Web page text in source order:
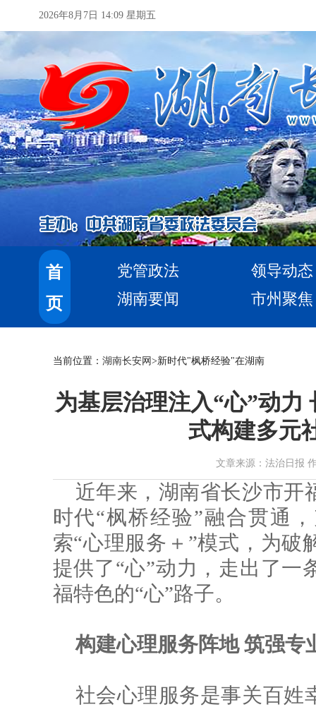
2026年8月7日 14:09 星期五
首
页
党管政法
领导动态
湖南要闻
市州聚焦
当前位置： 湖南长安网 >新时代"枫桥经验"在湖南
为基层治理注入“心”动力
式构建多元
文章来源：法治日报
近年来，湖南省长沙市开
时代“枫桥经验”融合贯通
索“心理服务＋”模式，为破
提供了“心”动力，走出了一
福特色的“心”路子。
构建心理服务阵地 筑强专
社会心理服务是事关百姓